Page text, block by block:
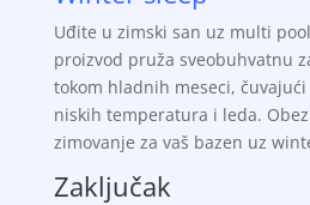
Uđite u zimski san uz multi
proizvod pruža sveobuhvatnu
tokom hladnih meseci,
niskih temperatura i leda.
zimovanje za vaš bazen uz
Zaključak